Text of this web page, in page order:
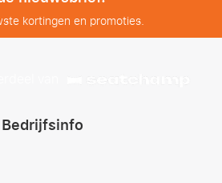
kortingen en promoties.
Bedrijfsinfo